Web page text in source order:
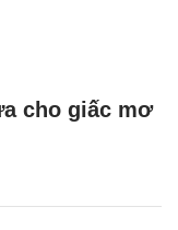
cho giấc mơ